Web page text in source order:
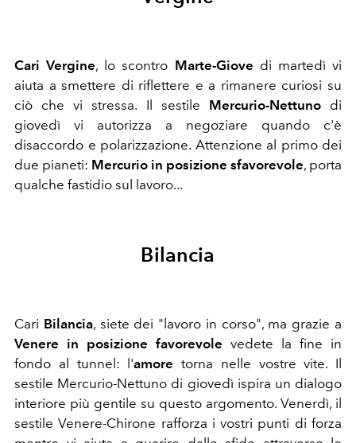
Cari Vergine, lo scontro Marte-Giove di martedì vi
aiuta a smettere di riflettere e a rimanere curiosi su
ciò che vi stressa. Il sestile Mercurio-Nettunodi
giovedì vi autorizza a negoziare quando c'è
disaccordo e polarizzazione. Attenzione al primo dei
due pianeti: Mercurio in posizione sfavorevole, porta
qualche fastidio sul lavoro...
Bilancia
Cari Bilancia,siete dei "lavoro in corso", ma grazie a
Venere in posizione favorevole vedete la fine in
fondo al tunnel: l'amore torna nelle vostre vite. Il
sestile Mercurio-Nettuno di giovedì ispira un dialogo
interiore più gentile su questo argomento. Venerdì, il
sestile Venere-Chirone rafforza i vostri punti di forza